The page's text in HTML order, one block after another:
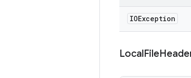
IOException
LocalFile